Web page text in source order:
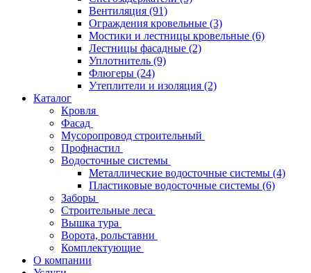
Вентиляция (91)
Ограждения кровельные (3)
Мостики и лестницы кровельные (6)
Лестницы фасадные (2)
Уплотнитель (9)
Флюгеры (24)
Утеплители и изоляция (2)
Каталог
Кровля
Фасад
Мусоропровод строительный
Профнастил
Водосточные системы
Металлические водосточные системы (4)
Пластиковые водосточные системы (6)
Заборы
Строительные леса
Вышка тура
Ворота, рольставни
Комплектующие
О компании